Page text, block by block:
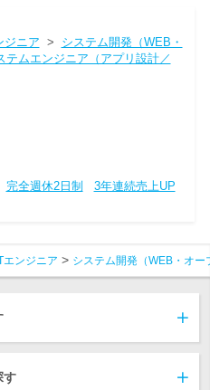
ジニア > システム開発（WEB・
テムエンジニア（アプリ設計／
完全週休2日制
3年連続売上UP
エンジニア システム開発（WEB・オ
す